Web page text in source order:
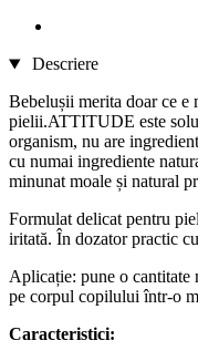
Descriere
Bebelușii merita doar ce e
pielii.ATTITUDE este
organism, nu are
cu numai ingrediente
minunat moale și natural
Formulat delicat pentru
iritată. În dozator practic
Aplicație: pune o cantitate
pe corpul copilului într-o
Caracteristici: